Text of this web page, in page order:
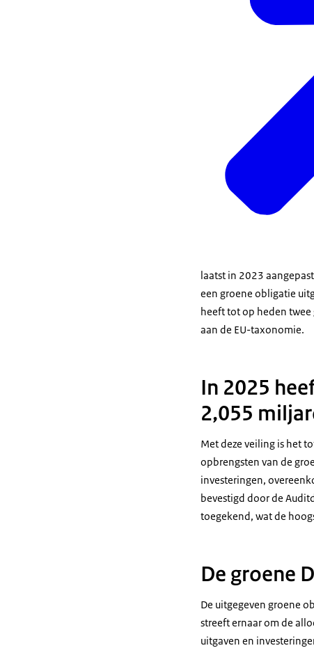
laatst in 2023
een groene obligatie
heeft tot op heden
aan de EU-taxonomie.
In 2025
2,055
Met deze veiling is het
opbrengsten van de
investeringen,
bevestigd door de
toegekend, wat de
De groene
De uitgegeven groene
streeft ernaar om de
uitgaven en